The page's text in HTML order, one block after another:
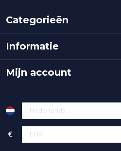
Categorieën
Informatie
Mijn account
€